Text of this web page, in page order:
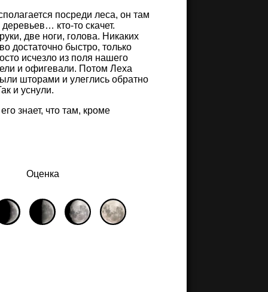
посреди леса, он там
кто-то скачет.
две ноги, голова. Никаких
достаточно быстро, только
исчезло из поля нашего
и офигевали. Потом Леха
шторами и улеглись обратно
и уснули.
знает, что там, кроме
Оценка